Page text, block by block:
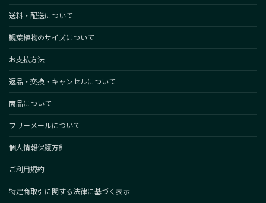
送料・配送について
観葉植物のサイズについて
お支払方法
返品・交換・キャンセルについて
商品について
フリーメールについて
個人情報保護方針
ご利用規約
特定商取引に関する法律に基づく表示